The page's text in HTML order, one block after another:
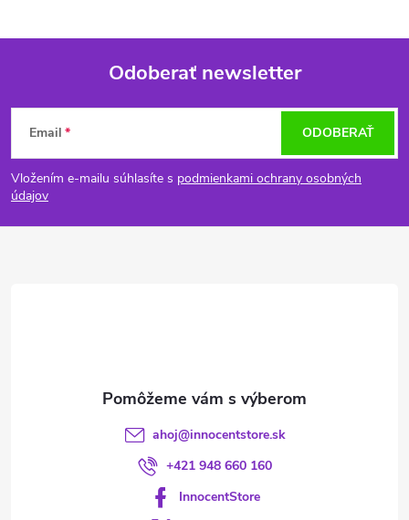
Z
á
p
Odoberať newsletter
Email
Vložením e-mailu súhlasíte s podmienkami ochrany osobných
údajov
ODOBERAŤ
ahoj@innocentstore.sk
+421 948 660 160
InnocentStore